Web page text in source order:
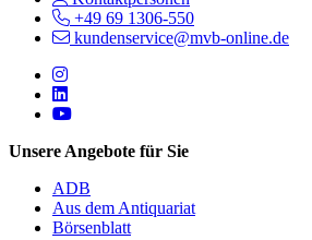
+49 69 1306-550
kundenservice@mvb-online.de
Follow us on https://
Follow us on https://
Follow us on https://
Unsere Angebote für Sie
ADB
Aus dem Antiquariat
Börsenblatt